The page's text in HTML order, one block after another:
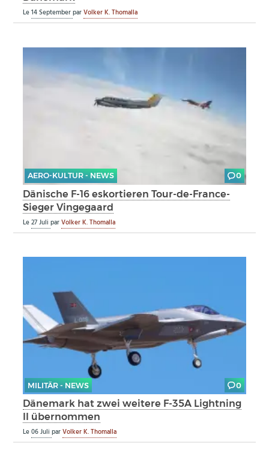
Le14 SeptemberparVolker K. Thomalla
AERO-KULTUR - NEWS 0
Dänische F-16 eskortieren Tour-de-France-
Sieger Vingegaard
Le27 JuliparVolker K. Thomalla
MILITÄR - NEWS 0
Dänemark hat zwei weitere F-35A Lightning
II übernommen
Le06 JuliparVolker K. Thomalla